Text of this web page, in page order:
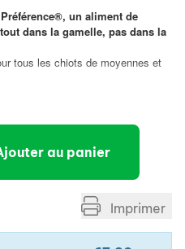
un aliment de
dans la gamelle, pas dans la
tous les chiots de moyennes et
au panier
Imprimer